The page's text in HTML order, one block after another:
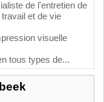
de l'entretien de
et de vie
visuelle
tous types de...